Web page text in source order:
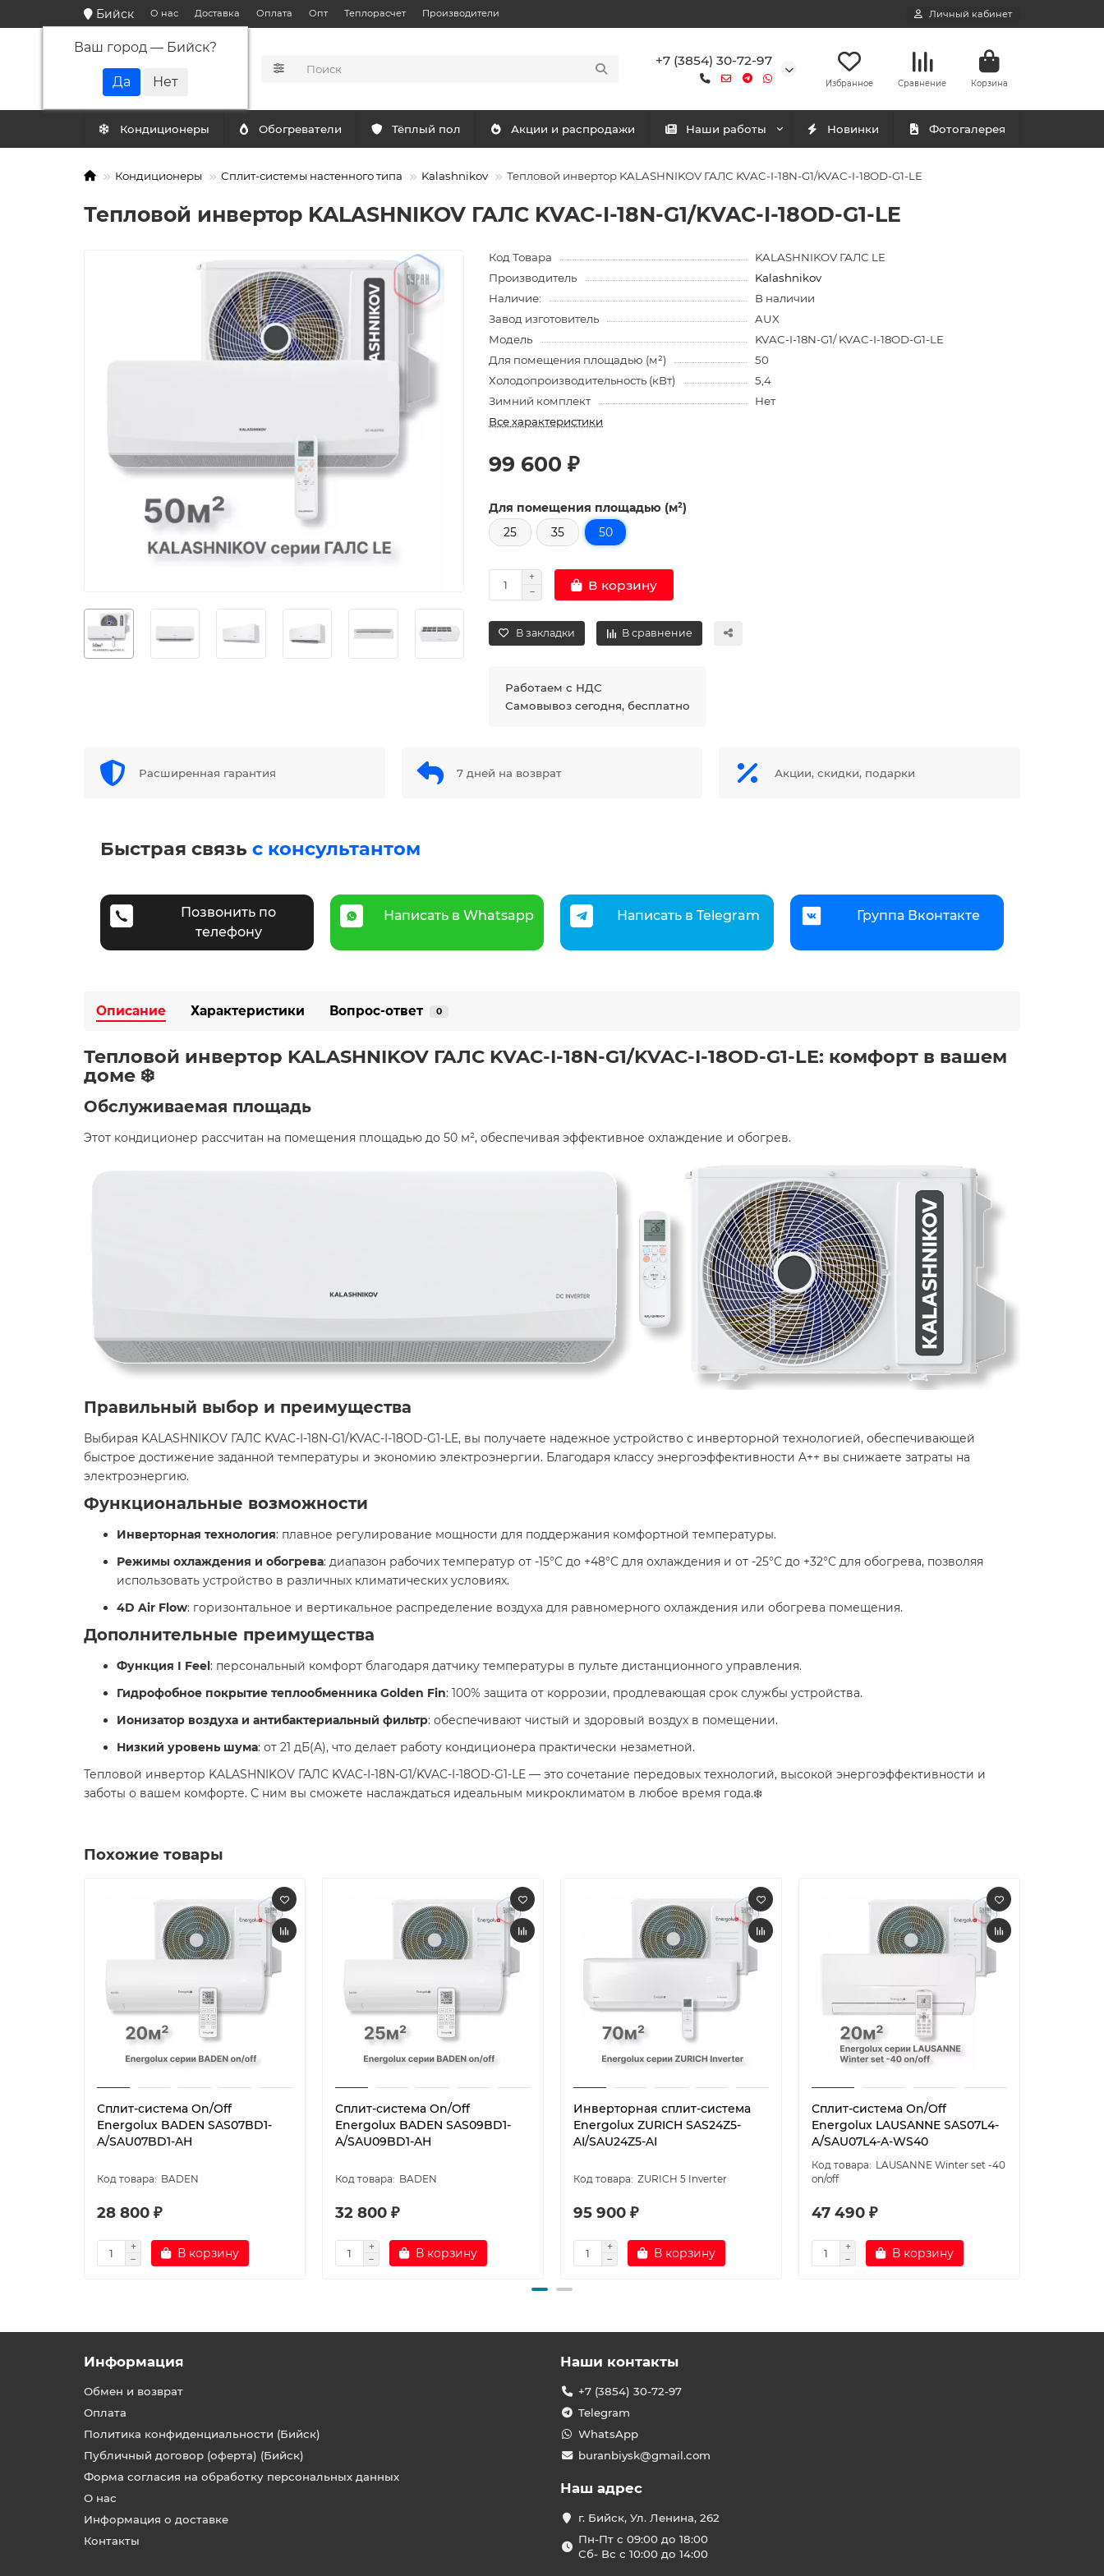
Бийск
Ваш город — Бийск?
О нас Доставка Оплата Опт Теплорасчет Производители Личный кабинет
+7 (3854) 30-72-97
Избранное Сравнение Корзина
Кондиционеры Обогреватели Тёплый пол Акции и распродажи Наши работы Новинки Фотогалерея
Кондиционеры Сплит-системы настенного типа Kalashnikov Тепловой инвертор KALASHNIKOV ГАЛС KVAC-I-18N-G1/KVAC-I-18OD-G1-LE
Тепловой инвертор KALASHNIKOV ГАЛС KVAC-I-18N-G1/KVAC-I-18OD-G1-LE
Код Товара
KALASHNIKOV ГАЛС LE
Производитель
Kalashnikov
Наличие:
В наличии
Завод изготовитель
AUX
Модель
KVAC-I-18N-G1/ KVAC-I-18OD-G1-LE
Для помещения площадью (м²)
50
Холодопроизводительность (кВт)
5,4
Зимний комплект
Нет
Все характеристики
99 600 ₽
Для помещения площадью (м²)
25
35 50
В корзину
В закладки В сравнение
Работаем с НДС
Самовывоз сегодня, бесплатно
Расширенная гарантия 7 дней на возврат Акции, скидки, подарки
Быстрая связь с консультантом
Позвонить по
телефону
Написать в Whatsapp Написать в Telegram Группа Вконтакте
Описание Характеристики Вопрос-ответ 0
Тепловой инвертор KALASHNIKOV ГАЛС KVAC-I-18N-G1/KVAC-I-18OD-G1-LE: комфорт в вашем
доме ❄️
Обслуживаемая площадь
Этот кондиционер рассчитан на помещения площадью до 50 м², обеспечивая эффективное охлаждение и обогрев. ​
Правильный выбор и преимущества
Выбирая KALASHNIKOV ГАЛС KVAC-I-18N-G1/KVAC-I-18OD-G1-LE, вы получаете надежное устройство с инверторной технологией, обеспечивающей
быстрое достижение заданной температуры и экономию электроэнергии. Благодаря классу энергоэффективности A++ вы снижаете затраты на
электроэнергию. ​
Функциональные возможности
Инверторная технология: плавное регулирование мощности для поддержания комфортной температуры.​
Режимы охлаждения и обогрева: диапазон рабочих температур от -15°C до +48°C для охлаждения и от -25°C до +32°C для обогрева, позволяя
использовать устройство в различных климатических условиях. ​
4D Air Flow: горизонтальное и вертикальное распределение воздуха для равномерного охлаждения или обогрева помещения. ​
Дополнительные преимущества
Функция I Feel: персональный комфорт благодаря датчику температуры в пульте дистанционного управления. ​
Гидрофобное покрытие теплообменника Golden Fin: 100% защита от коррозии, продлевающая срок службы устройства. ​
Ионизатор воздуха и антибактериальный фильтр: обеспечивают чистый и здоровый воздух в помещении.​
Низкий уровень шума: от 21 дБ(А), что делает работу кондиционера практически незаметной. ​
Тепловой инвертор KALASHNIKOV ГАЛС KVAC-I-18N-G1/KVAC-I-18OD-G1-LE — это сочетание передовых технологий, высокой энергоэффективности и
заботы о вашем комфорте. С ним вы сможете наслаждаться идеальным микроклиматом в любое время года.❄️
Похожие товары
Сплит-система On/Off
Energolux BADEN SAS07BD1-
A/SAU07BD1-AH
BADEN
28 800 ₽
В корзину
Сплит-система On/Off
Energolux BADEN SAS09BD1-
A/SAU09BD1-AH
BADEN
32 800 ₽
В корзину
Инверторная сплит-система
Energolux ZURICH SAS24Z5-
AI/SAU24Z5-AI
ZURICH 5 Inverter
95 900 ₽
В корзину
Сплит-система On/Off
Energolux LAUSANNE SAS07L4-
A/SAU07L4-A-WS40
LAUSANNE Winter set -40
on/off
47 490 ₽
В корзину
Информация
Обмен и возврат
Оплата
Политика конфиденциальности (Бийск)
Публичный договор (оферта) (Бийск)
Форма согласия на обработку персональных данных
О нас
Информация о доставке
Контакты
Наши контакты
+7 (3854) 30-72-97
Telegram
WhatsApp
buranbiysk@gmail.com
Наш адрес
г. Бийск, Ул. Ленина, 262
Пн-Пт с 09:00 до 18:00
Сб- Вс с 10:00 до 14:00